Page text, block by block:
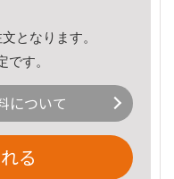
となります。
です。
について
る